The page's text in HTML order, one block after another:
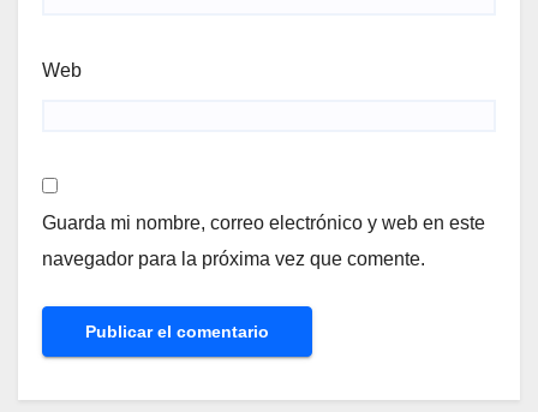
Web
Guarda mi nombre, correo electrónico y web en este
navegador para la próxima vez que comente.